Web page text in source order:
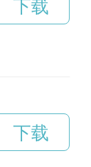
下载
随地畅游社
下载